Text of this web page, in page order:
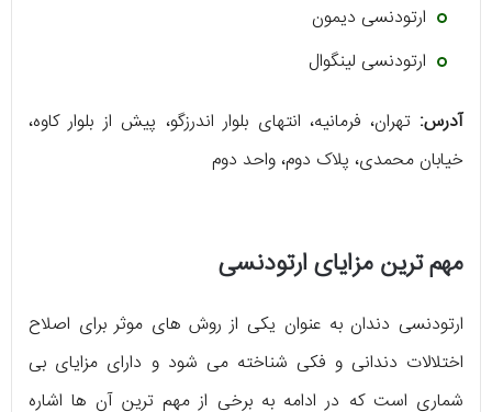
ارتودنسی دیمون
ارتودنسی لینگوال
آدرس:تهران، فرمانیه، انتهای بلوار اندرزگو، پیش از بلوار کاوه،
خیابان محمدی، پلاک دوم، واحد دوم
مهم ترین مزایای ارتودنسی
ارتودنسی دندان به عنوان یکی از روش‌ های موثر برای اصلاح
اختلالات دندانی و فکی شناخته می ‌شود و دارای مزایای بی
شماری است که در ادامه به برخی از مهم ترین آن ها اشاره